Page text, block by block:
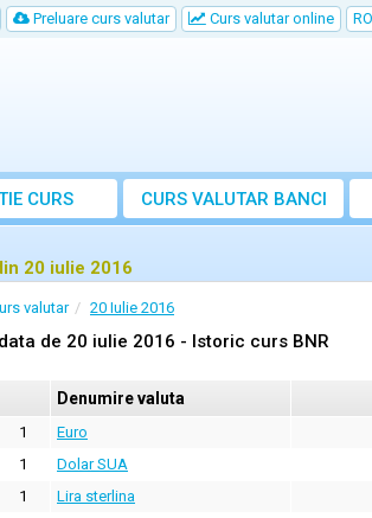
Preluare curs valutar Curs valutar online
CURS CURS VALUTAR BANCI
20 iulie 2016
valutar 20 Iulie 2016
de 20 iulie 2016 - Istoric curs BNR
Denumire valuta
1 Euro
1 Dolar SUA
1 Lira sterlina